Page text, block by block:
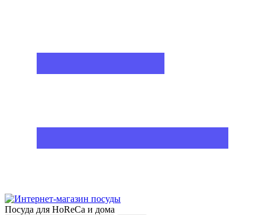
Посуда для HoReCa и дома